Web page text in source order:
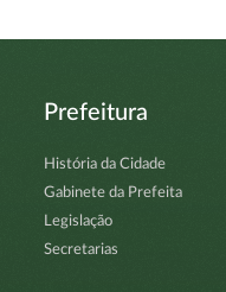
Prefeitura
História da Cidade
Gabinete da Prefeita
Legislação
Secretarias